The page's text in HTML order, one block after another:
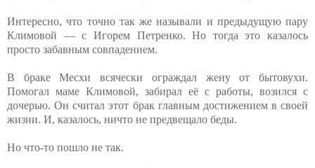
Интересно, что точно так же называли и предыдущую пару
Климовой — с Игорем Петренко. Но тогда это казалось
просто забавным совпадением.
В браке Месхи всячески ограждал жену от бытовухи.
Помогал маме Климовой, забирал её с работы, возился с
дочерью. Он считал этот брак главным достижением в своей
жизни. И, казалось, ничто не предвещало беды.
Но что-то пошло не так.